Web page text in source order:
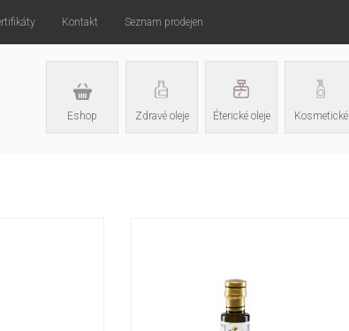
Kontakt Seznam prodejen
Eshop Zdravé oleje Éterické oleje Kosmetické